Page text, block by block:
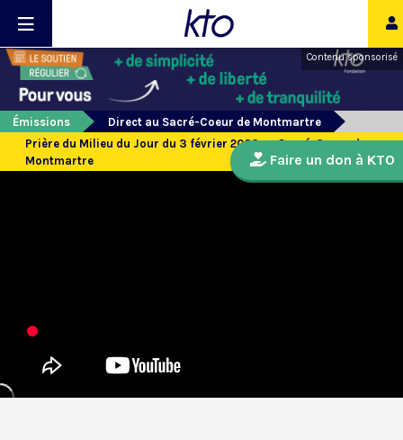
Contenu sponsorisé
Émissions
Direct au Sacré-Coeur de Montmartre
Prière du Milieu du Jour du 3 février 2026 au Sacré-Coeur de
Montmartre
Faire un don à KTO